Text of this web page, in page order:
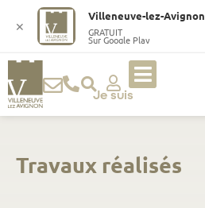
Je suis
Travaux réalisés
✕
Villeneuve-lez-Avignon
GRATUIT
Sur Google Play